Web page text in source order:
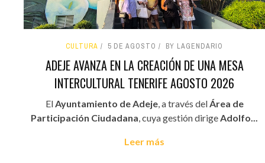
CULTURA 5 DE AGOSTO BY LAGENDARIO
ADEJE AVANZA EN LA CREACIÓN DE UNA MESA
INTERCULTURAL TENERIFE AGOSTO 2026
ElAyuntamiento de Adeje, a través delÁrea de
Participación Ciudadana, cuya gestión dirigeAdolfo...
Leer más